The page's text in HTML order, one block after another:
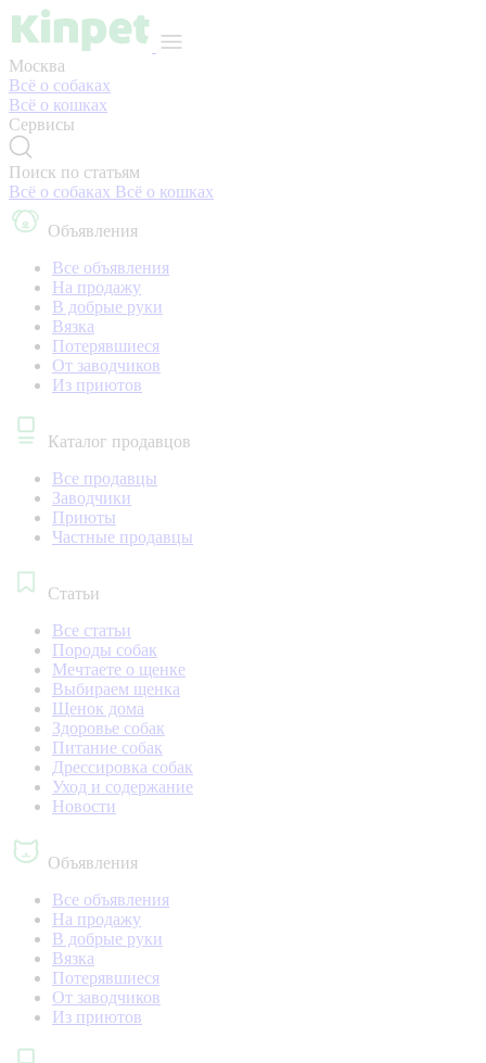
Москва
Всё о собаках
Всё о кошках
Сервисы
Поиск по статьям
Всё о собаках Всё о кошках
Объявления
Все объявления
На продажу
В добрые руки
Вязка
Потерявшиеся
От заводчиков
Из приютов
Каталог продавцов
Все продавцы
Заводчики
Приюты
Частные продавцы
Статьи
Все статьи
Породы собак
Мечтаете о щенке
Выбираем щенка
Щенок дома
Здоровье собак
Питание собак
Дрессировка собак
Уход и содержание
Новости
Объявления
Все объявления
На продажу
В добрые руки
Вязка
Потерявшиеся
От заводчиков
Из приютов